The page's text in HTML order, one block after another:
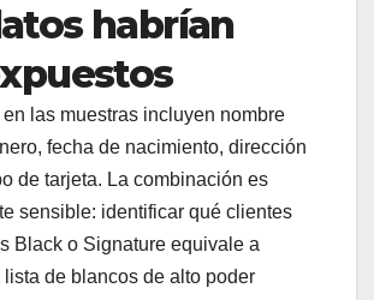
habrían
en las muestras incluyen nombre
fecha de nacimiento, dirección
de tarjeta. La combinación es
sensible: identificar qué clientes
Black o Signature equivale a
de blancos de alto poder